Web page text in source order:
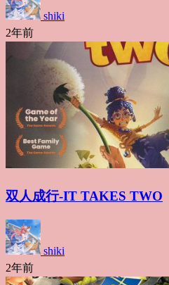
shiki
2年前
双人成行-IT TAKES TWO
shiki
2年前